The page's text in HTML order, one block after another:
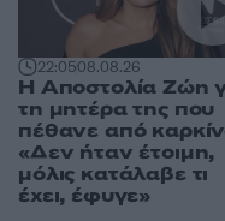
22:0508.08.26
Η Αποστολία Ζώη
τη μητέρα της που
πέθανε από
«Δεν ήταν έτοιμη,
μόλις κατάλαβε τι
έχει, έφυγε»